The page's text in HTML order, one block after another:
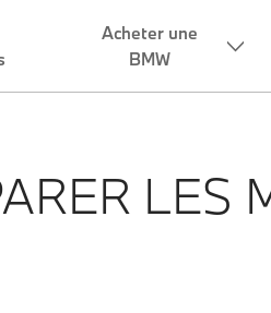
Acheter une
BMW
LES